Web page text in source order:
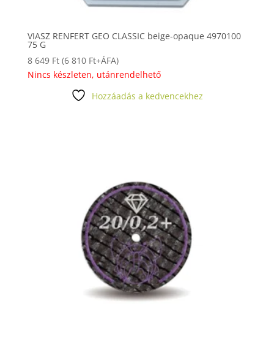
VIASZ RENFERT GEO CLASSIC beige-opaque 4970100
75 G
8 649 Ft (6 810 Ft+ÁFA)
Nincs készleten, utánrendelhető
Hozzáadás a kedvencekhez